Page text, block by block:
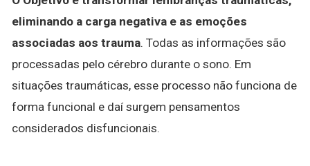
eliminando a carga negativa e as emoções
associadas aos trauma. Todas as informações são
processadas pelo cérebro durante o sono. Em
situações traumáticas, esse processo não funciona de
forma funcional e daí surgem pensamentos
considerados disfuncionais.